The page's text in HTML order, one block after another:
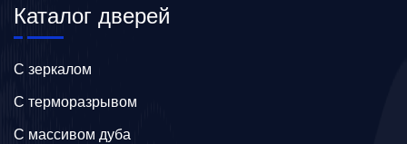
Каталог дверей
C зеркалом
C терморазрывом
C массивом дуба